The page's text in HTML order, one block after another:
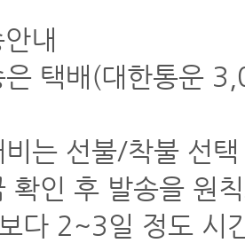
내
택배(대한통운
는 선불/착불 선
확인 후 발송을 원
다 2~3일 정도 시